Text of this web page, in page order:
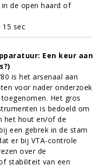
de open haard of
15 sec
Een keur aan
is het arsenaal aan
voor nader onderzoek
Het gros
is bedoeld om
het hout en/of de
een gebrek in de stam
er bij VTA-controle
over de
stabiliteit van een